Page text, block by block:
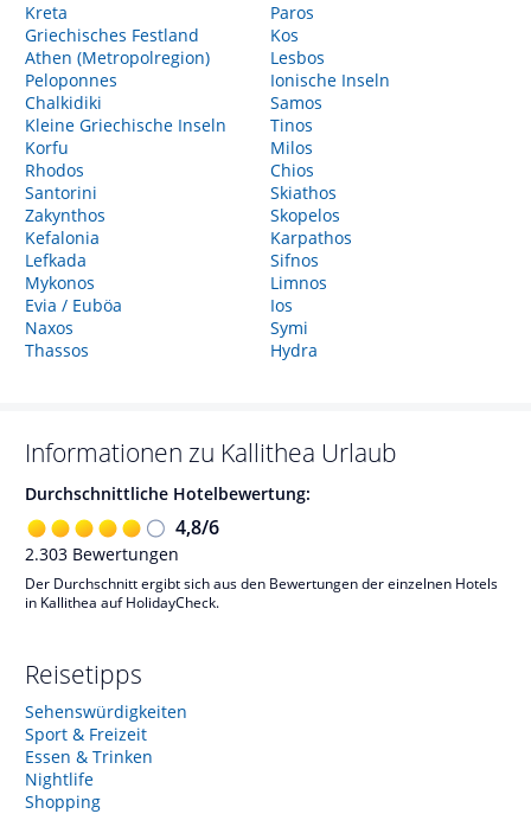
Kreta
Griechisches Festland
Athen (Metropolregion)
Peloponnes
Chalkidiki
Kleine Griechische Inseln
Korfu
Rhodos
Santorini
Zakynthos
Kefalonia
Lefkada
Mykonos
Evia / Euböa
Naxos
Thassos
Paros
Kos
Lesbos
Ionische Inseln
Samos
Tinos
Milos
Chios
Skiathos
Skopelos
Karpathos
Sifnos
Limnos
Ios
Symi
Hydra
Informationen zu Kallithea Urlaub
Durchschnittliche Hotelbewertung:
4,8/6
2.303 Bewertungen
Der Durchschnitt ergibt sich aus den Bewertungen der einzelnen Hotels
in Kallithea auf HolidayCheck.
Reisetipps
Sehenswürdigkeiten
Sport & Freizeit
Essen & Trinken
Nightlife
Shopping